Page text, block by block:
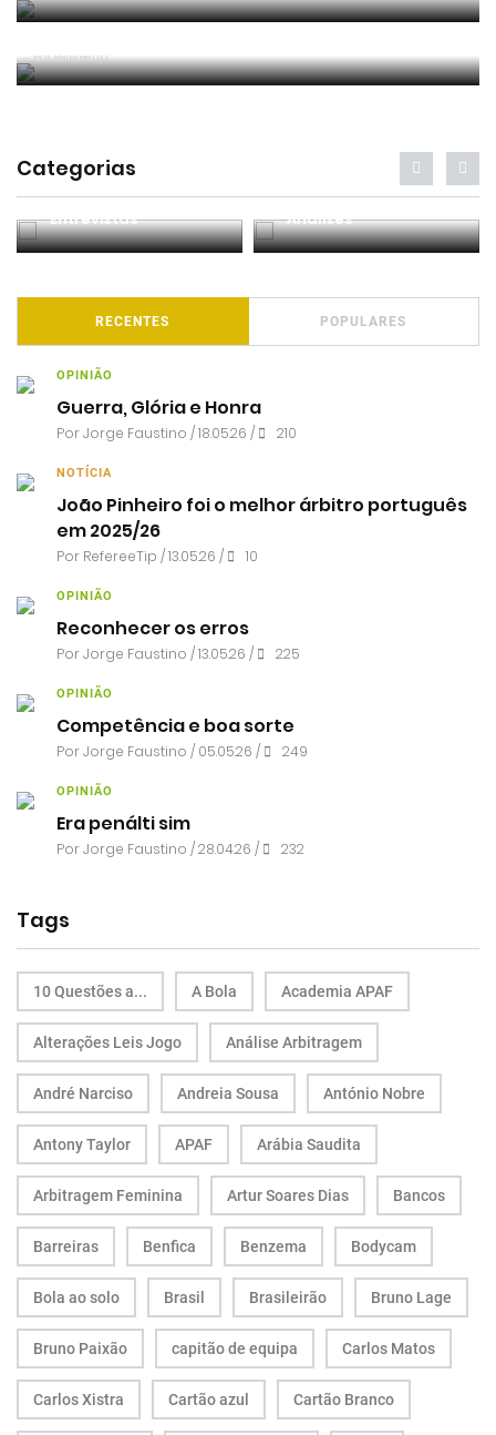
Filipa Prata nomeada para o Mundial de futsal
Por RefereeTip
Categorias
Entrevistas Análises
RECENTES POPULARES
OPINIÃO
Guerra, Glória e Honra
PorJorge Faustino / 18.05.26 / 210
NOTÍCIA
João Pinheiro foi o melhor árbitro português
em 2025/26
Por RefereeTip / 13.05.26 / 10
OPINIÃO
Reconhecer os erros
PorJorge Faustino / 13.05.26 / 225
OPINIÃO
Competência e boa sorte
PorJorge Faustino / 05.05.26 / 249
OPINIÃO
Era penálti sim
PorJorge Faustino / 28.04.26 / 232
Tags
10 Questões a... A Bola Academia APAF
Alterações Leis Jogo Análise Arbitragem
André Narciso Andreia Sousa António Nobre
Antony Taylor APAF Arábia Saudita
Arbitragem Feminina Artur Soares Dias Bancos
Barreiras Benfica Benzema Bodycam
Bola ao solo Brasil Brasileirão Bruno Lage
Bruno Paixão capitão de equipa Carlos Matos
Carlos Xistra Cartão azul Cartão Branco